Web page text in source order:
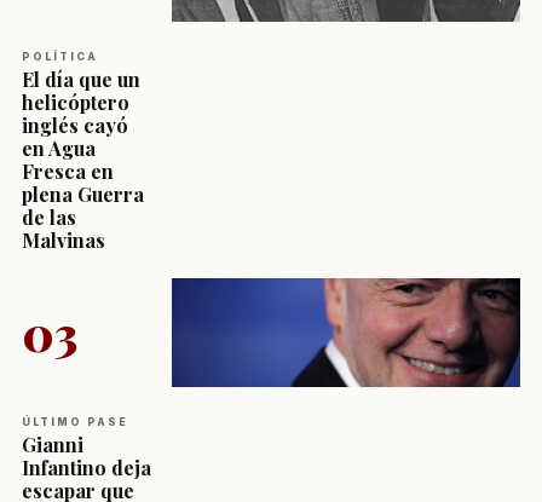
POLÍTICA
El día que un
helicóptero
inglés cayó
en Agua
Fresca en
plena Guerra
de las
Malvinas
03
ÚLTIMO PASE
Gianni
Infantino deja
escapar que